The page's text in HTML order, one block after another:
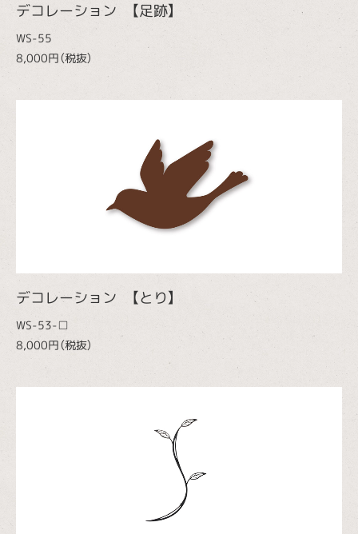
デコレーション 【足跡】
WS-55
8,000円（税抜）
デコレーション 【とり】
WS-53-□
8,000円（税抜）